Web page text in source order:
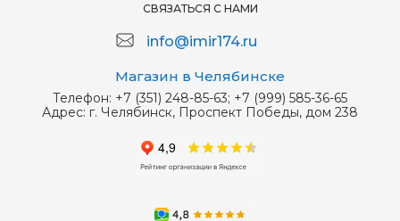
СВЯЗАТЬСЯ С НАМИ
info@imir174.ru
Магазин в Челябинске
Телефон: +7 (351) 248-85-63; +7 (999) 585-36-65
Адрес: г. Челябинск, Проспект Победы, дом 238